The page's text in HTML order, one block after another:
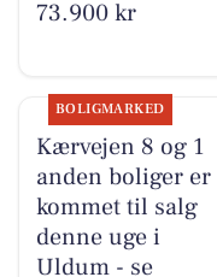
73.900 kr
BOLIGMARKED
Kærvejen 8 og 1
anden boliger er
kommet til salg
denne uge i
Uldum - se